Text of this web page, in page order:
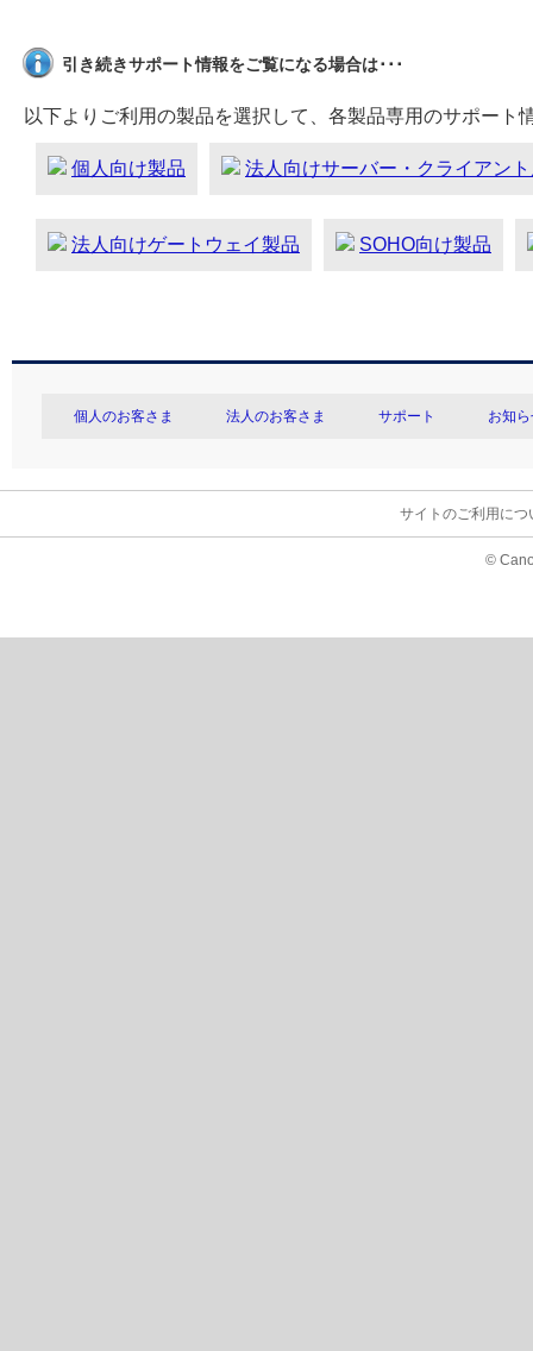
引き続きサポート情報をご覧になる場合は･･･
以下よりご利用の製品を選択して、各製品専用のサポート
個人向け製品 法人向けサーバー・クライアン
法人向けゲートウェイ製品 SOHO向け製品
個人のお客さま 法人のお客さま サポート お知
サイトのご利用につ
©